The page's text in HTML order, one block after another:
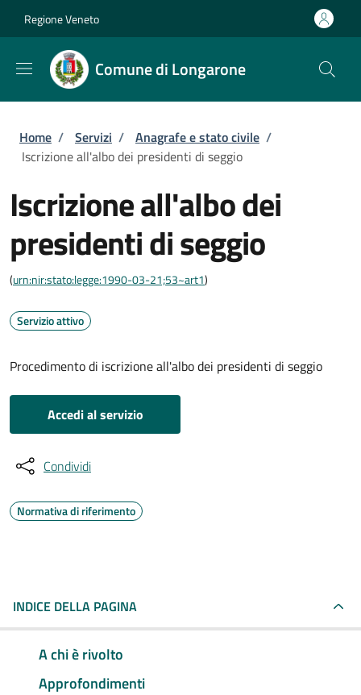
Regione Veneto
Comune di Longarone
Briciole di pane
Home / Servizi / Anagrafe e stato civile /
Iscrizione all'albo dei presidenti di seggio
Iscrizione all'albo dei
presidenti di seggio
(urn:nir:stato:legge:1990-03-21;53~art1)
Servizio attivo
Procedimento di iscrizione all'albo dei presidenti di seggio
Accedi al servizio
Condividi
Normativa di riferimento
INDICE DELLA PAGINA
A chi è rivolto
Approfondimenti